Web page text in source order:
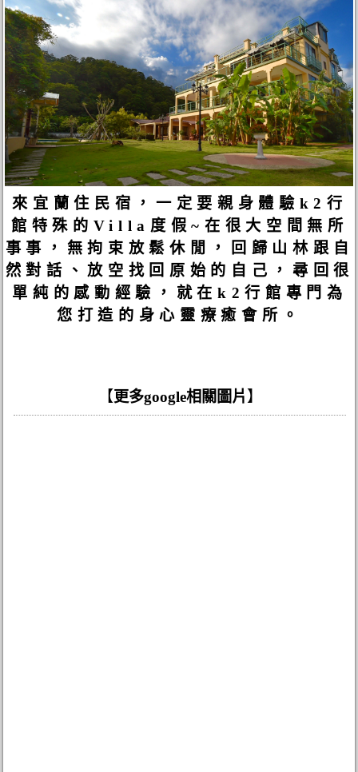
來宜蘭住民宿，一定要親身體驗k2行
館特殊的Villa度假~在很大空間無所
事事，無拘束放鬆休閒，回歸山林跟自
然對話、放空找回原始的自己，尋回很
單純的感動經驗，就在k2行館專門為
您打造的身心靈療癒會所。
【更多google相關圖片 】